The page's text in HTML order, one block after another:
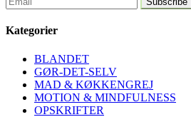
Kategorier
BLANDET
GØR-DET-SELV
MAD & KØKKENGREJ
MOTION & MINDFULNESS
OPSKRIFTER